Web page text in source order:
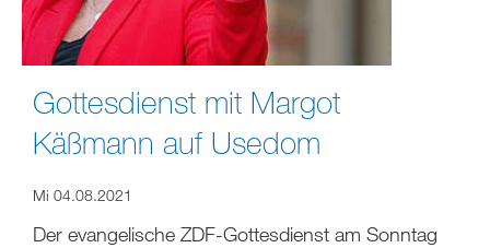
Gottesdienst mit Margot
Käßmann auf Usedom
Mi 04.08.2021
Der evangelische ZDF-Gottesdienst am Sonntag